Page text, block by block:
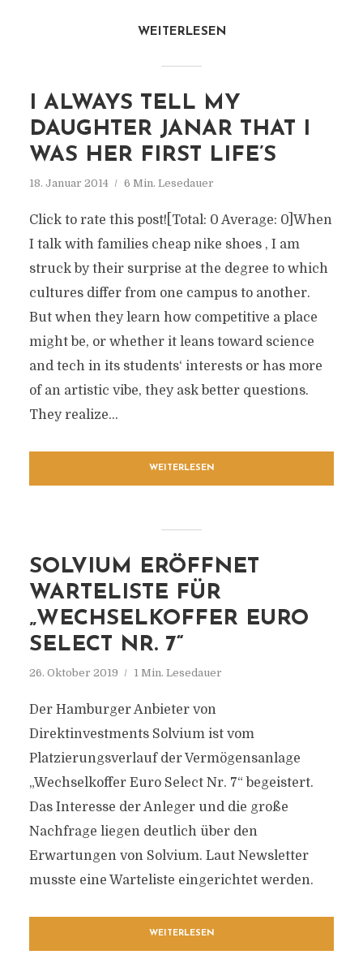
WEITERLESEN
I ALWAYS TELL MY
DAUGHTER JANAR THAT I
WAS HER FIRST LIFE’S
18. Januar 2014 6 Min. Lesedauer
Click to rate this post![Total: 0 Average: 0]When
I talk with families cheap nike shoes , I am
struck by their surprise at the degree to which
cultures differ from one campus to another.
But when they learn how competitive a place
might be, or whether it leans toward science
and tech in its students‘ interests or has more
of an artistic vibe, they ask better questions.
They realize...
WEITERLESEN
SOLVIUM ERÖFFNET
WARTELISTE FÜR
„WECHSELKOFFER EURO
SELECT NR. 7“
26. Oktober 2019 1 Min. Lesedauer
Der Hamburger Anbieter von
Direktinvestments Solvium ist vom
Platzierungsverlauf der Vermögensanlage
„Wechselkoffer Euro Select Nr. 7“ begeistert.
Das Interesse der Anleger und die große
Nachfrage liegen deutlich über den
Erwartungen von Solvium. Laut Newsletter
musste eine Warteliste eingerichtet werden.
WEITERLESEN